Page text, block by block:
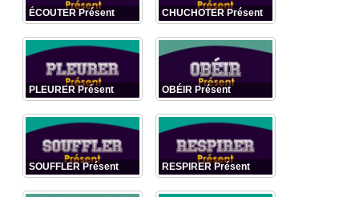
ÉCOUTER Présent CHUCHOTER Présent
PLEURER Présent OBÉIR Présent
SOUFFLER Présent RESPIRER Présent